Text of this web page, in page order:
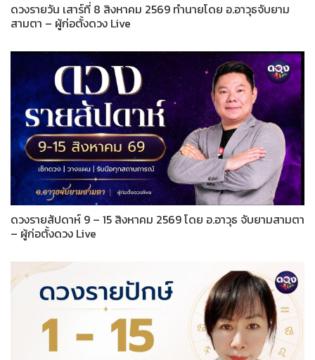
ดวงรายวัน เสาร์ที่ 8 สิงหาคม 2569 ทำนายโดย อ.อาวุธจับยาม
สามตา – ผู้ก่อตั้งดวง Live
ดวงรายสัปดาห์ 9 – 15 สิงหาคม 2569 โดย อ.อาวุธ จับยามสามตา
– ผู้ก่อตั้งดวง Live